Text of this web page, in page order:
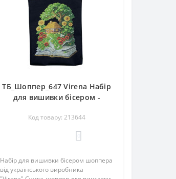
ТБ_Шоппер_647 Virena Набір
для вишивки бісером -
будиночок 38х42 см
(сумочна тканина)
Код товару: 213644
Набір для вишивки бісером шоппера
від українського виробника